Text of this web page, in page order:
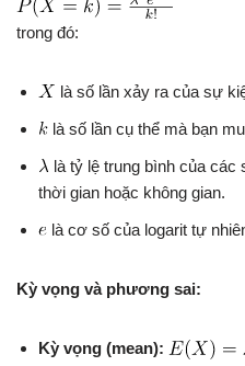
trong đó:
là số lần xảy ra của sự
là số lần cụ thể mà bạn
là tỷ lệ trung bình của
thời gian hoặc không gian.
là cơ số của logarit tự
Kỳ vọng và phương sai:
Kỳ vọng (mean):